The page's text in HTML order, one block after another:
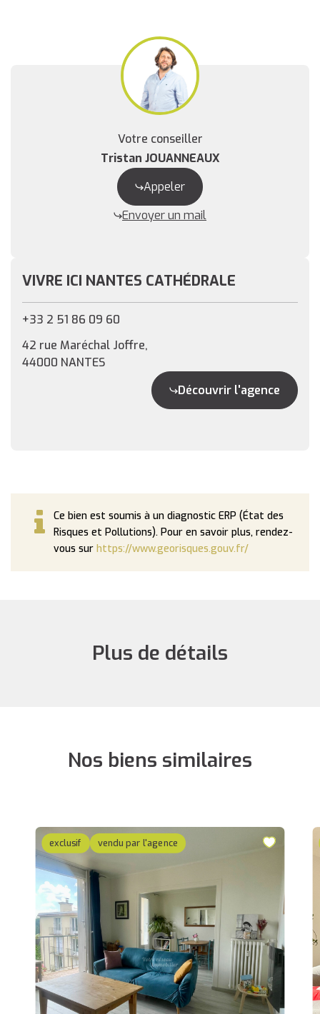
Votre conseiller
Tristan JOUANNEAUX
Appeler
Envoyer un mail
VIVRE ICI NANTES CATHÉDRALE
+33 2 51 86 09 60
42 rue Maréchal Joffre,
44000 NANTES
Découvrir l'agence
Ce bien est soumis à un diagnostic ERP (État des
Risques et Pollutions). Pour en savoir plus, rendez-
vous sur https://www.georisques.gouv.fr/
Plus de détails
Nos biens similaires
exclusif vendu par l'agence